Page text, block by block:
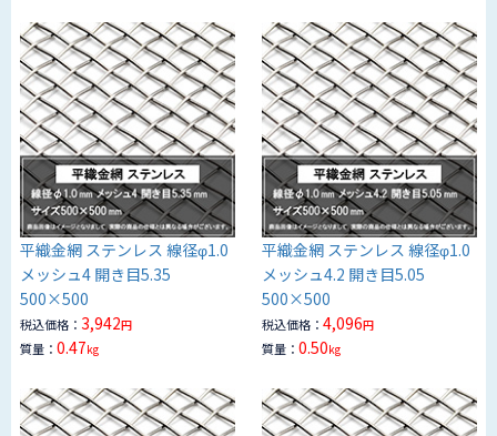
平織金網 ステンレス 線径φ1.0
メッシュ4 開き目5.35
500×500
税込価格： 3,942円
質量： 0.47kg
平織金網 ステンレス 線径φ1.0
メッシュ4.2 開き目5.05
500×500
税込価格：4,096円
質量：0.50kg